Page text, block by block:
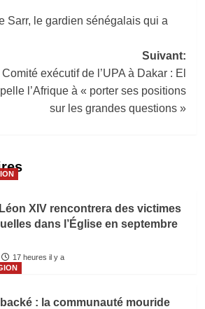
Sarr, le gardien sénégalais qui a
Suivant:
exécutif de l’UPA à Dakar : El
l’Afrique à « porter ses positions
sur les grandes questions »
XIV rencontrera des victimes
dans l’Église en septembre
17 heures il y a
: la communauté mouride